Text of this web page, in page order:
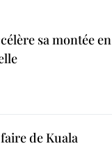
sa montée en
de Kuala